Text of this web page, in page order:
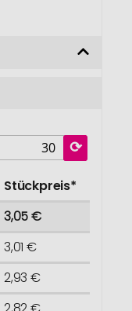
Stückpreis*
3,05 €
3,01 €
2,93 €